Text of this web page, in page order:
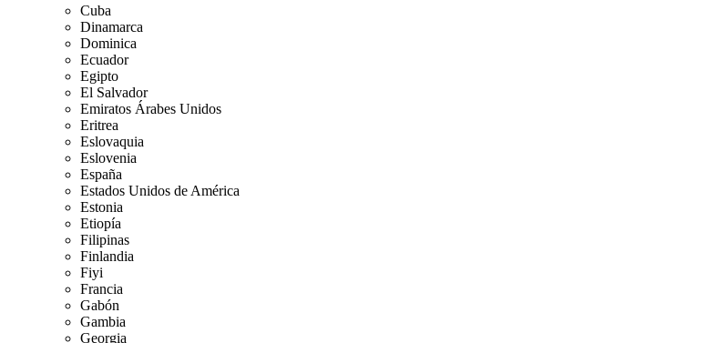
Cuba
Dinamarca
Dominica
Ecuador
Egipto
El Salvador
Emiratos Árabes Unidos
Eritrea
Eslovaquia
Eslovenia
España
Estados Unidos de América
Estonia
Etiopía
Filipinas
Finlandia
Fiyi
Francia
Gabón
Gambia
Georgia